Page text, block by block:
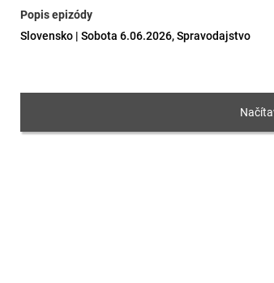
Popis epizódy
Slovensko | Sobota 6.06.2026, Spravodajstvo